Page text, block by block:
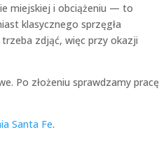
miejskiej i obciążeniu — to
klasycznego sprzęgła
zdjąć, więc przy okazji
Po złożeniu sprawdzamy pracę
Santa Fe.